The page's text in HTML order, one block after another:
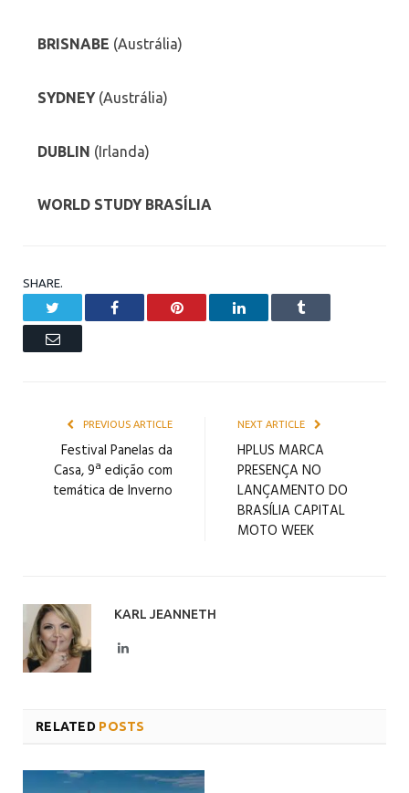
BRISNABE (Austrália)
SYDNEY (Austrália)
DUBLIN (Irlanda)
WORLD STUDY BRASÍLIA
SHARE.
Facebook Pinterest LinkedIn Tumblr
Email
PREVIOUS ARTICLE
Festival Panelas da
Casa, 9ª edição com
temática de Inverno
NEXT ARTICLE
HPLUS MARCA
PRESENÇA NO
LANÇAMENTO DO
BRASÍLIA CAPITAL
MOTO WEEK
KARL JEANNETH
LinkedIn
RELATED POSTS